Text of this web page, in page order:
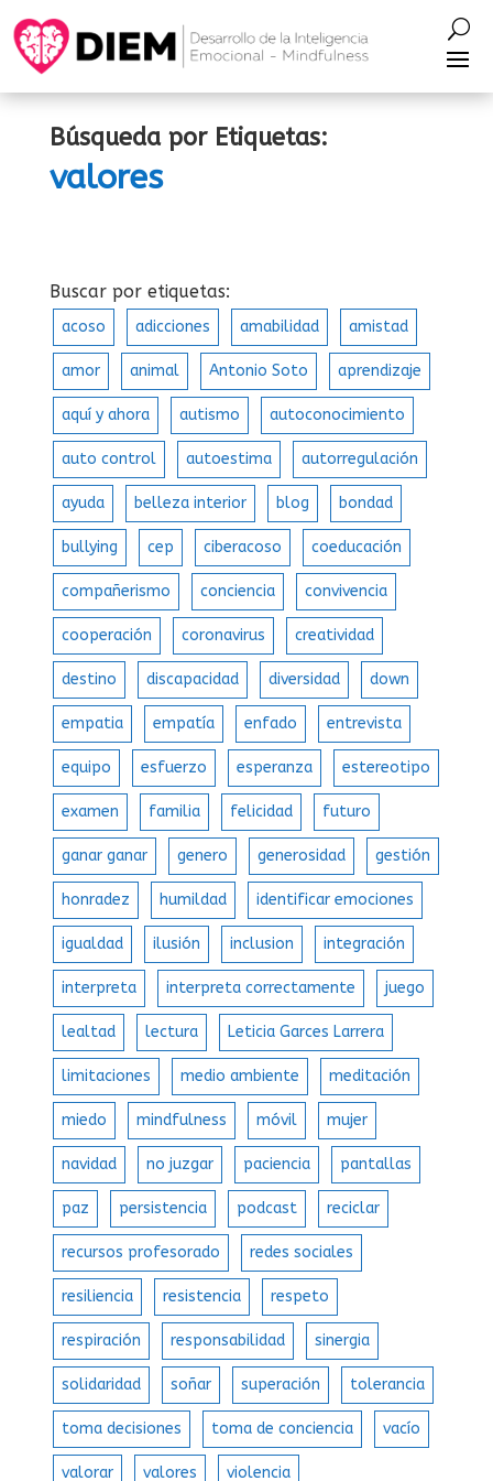
Búsqueda por Etiquetas:
valores
Buscar por etiquetas:
acoso adicciones amabilidad amistad
amor animal Antonio Soto aprendizaje
aquí y ahora autismo autoconocimiento
auto control autoestima autorregulación
ayuda belleza interior blog bondad
bullying cep ciberacoso coeducación
compañerismo conciencia convivencia
cooperación coronavirus creatividad
destino discapacidad diversidad down
empatia empatía enfado entrevista
equipo esfuerzo esperanza estereotipo
examen familia felicidad futuro
ganar ganar genero generosidad gestión
honradez humildad identificar emociones
igualdad ilusión inclusion integración
interpreta interpreta correctamente juego
lealtad lectura Leticia Garces Larrera
limitaciones medio ambiente meditación
miedo mindfulness móvil mujer
navidad no juzgar paciencia pantallas
paz persistencia podcast reciclar
recursos profesorado redes sociales
resiliencia resistencia respeto
respiración responsabilidad sinergia
solidaridad soñar superación tolerancia
toma decisiones toma de conciencia vacío
valorar valores violencia